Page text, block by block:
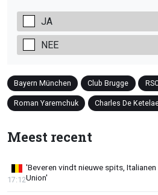
JA
NEE
Bayern München Club Brugge
Roman Yaremchuk Charles De
Meest recent
'Beveren vindt nieuwe spits,
Union'
17:12